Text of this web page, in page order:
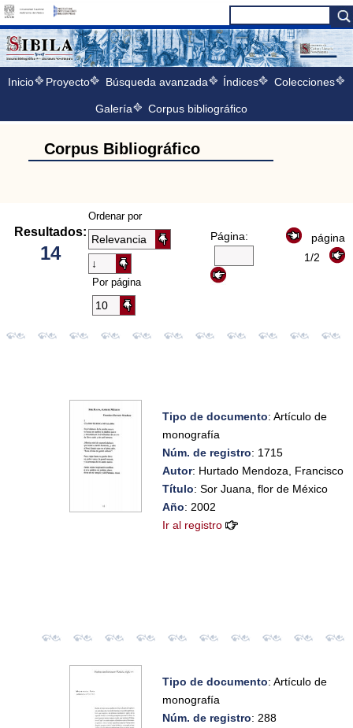
Inicio Proyecto Búsqueda avanzada Índices Colecciones
Galería Corpus bibliográfico
Corpus Bibliográfico
Resultados:
14
Ordenar por
Por página
Página:
página
1/2
Tipo de documento: Artículo de
monografía
Núm. de registro: 1715
Autor: Hurtado Mendoza, Francisco
Título: Sor Juana, flor de México
Año: 2002
Ir al registro
Tipo de documento: Artículo de
monografía
Núm. de registro: 288